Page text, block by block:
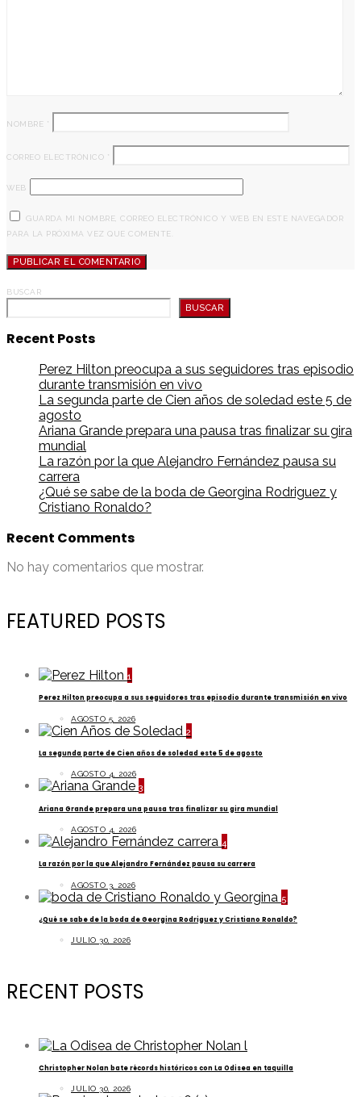
NOMBRE *
CORREO ELECTRÓNICO *
WEB
GUARDA MI NOMBRE, CORREO ELECTRÓNICO Y WEB EN ESTE NAVEGADOR
PARA LA PRÓXIMA VEZ QUE COMENTE.
BUSCAR
BUSCAR
Recent Posts
Perez Hilton preocupa a sus seguidores tras episodio
durante transmisión en vivo
La segunda parte de Cien años de soledad este 5 de
agosto
Ariana Grande prepara una pausa tras finalizar su gira
mundial
La razón por la que Alejandro Fernández pausa su
carrera
¿Qué se sabe de la boda de Georgina Rodriguez y
Cristiano Ronaldo?
Recent Comments
No hay comentarios que mostrar.
FEATURED POSTS
1
Perez Hilton preocupa a sus seguidores tras episodio durante transmisión en vivo
AGOSTO 5, 2026
2
La segunda parte de Cien años de soledad este 5 de agosto
AGOSTO 4, 2026
3
Ariana Grande prepara una pausa tras finalizar su gira mundial
AGOSTO 4, 2026
4
La razón por la que Alejandro Fernández pausa su carrera
AGOSTO 3, 2026
5
¿Qué se sabe de la boda de Georgina Rodriguez y Cristiano Ronaldo?
JULIO 30, 2026
RECENT POSTS
Christopher Nolan bate récords históricos con La Odisea en taquilla
JULIO 30, 2026